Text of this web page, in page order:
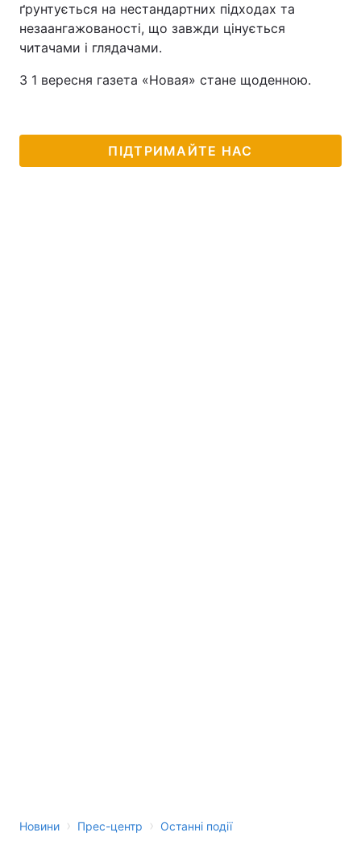
ґрунтується на нестандартних підходах та
незаангажованості, що завжди цінується
читачами і глядачами.
З 1 вересня газета «Новая» стане щоденною.
ПІДТРИМАЙТЕ НАС
Новини › Прес-центр › Останні події